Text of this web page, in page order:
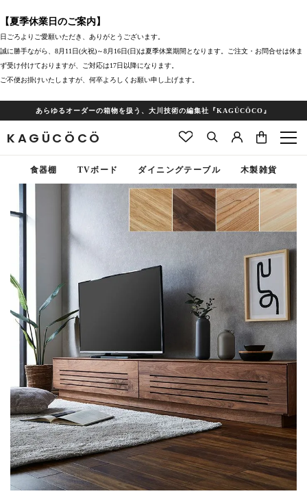
【夏季休業日のご案内】
日ごろよりご愛願いただき、ありがとうございます。
誠に勝手ながら、8月11日(火祝)～8月16日(日)は夏季休業期間となります。ご注文・お問合せは休ま
ず受け付けておりますが、ご対応は17日以降になります。
ご不便お掛けいたしますが、何卒よろしくお願い申し上げます。
あらゆるオーダーの箱物を扱う、大川技術の編集社『KAGÜCÖCO』
KAGÜCÖCÖ
食器棚 TVボード ダイニングテーブル 木製雑貨